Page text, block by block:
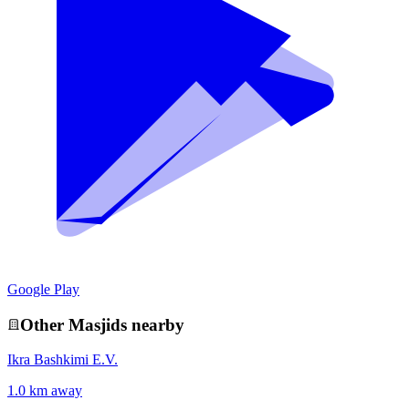
Google Play
Other Masjids nearby
Ikra Bashkimi E.V.
1.0 km away